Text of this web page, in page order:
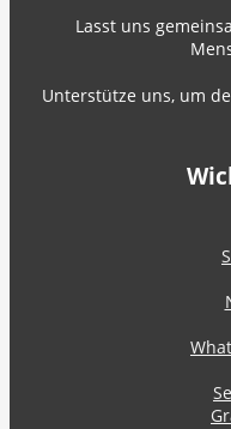
Lasst uns
Unterstütze uns, um